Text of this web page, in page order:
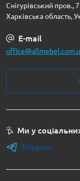
Снігурівський пров.,
Харківська область,
E-mail
Ми у
Telegram